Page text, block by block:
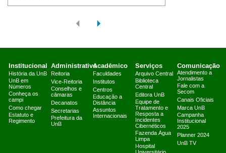
Institucional
História da UnB
UnB em
Números
Conheça os
campi
Como chegar
Estatuto e
Regimento
Administrativo
Reitoria
Vice-Reitoria
Conselhos e
câmaras
Decanatos
Secretarias
Prefeitura da
UnB
Acadêmico
Faculdades
Institutos
Centros
Educação a
Distância
Assuntos
Internacionais
Serviços
Arquivo Central
Biblioteca
Central
Editora UnB
Equipe de
Tratamento e
Resposta a
Incidentes
Cibernéticos
Fazenda Água
Limpa
Hospital
Comunicação
Atendimento a
Jornalistas
Fale com a
Secom
Canais Oficiais
Marca UnB
Campanha
Institucional
2025
Planner 2024
UnB TV